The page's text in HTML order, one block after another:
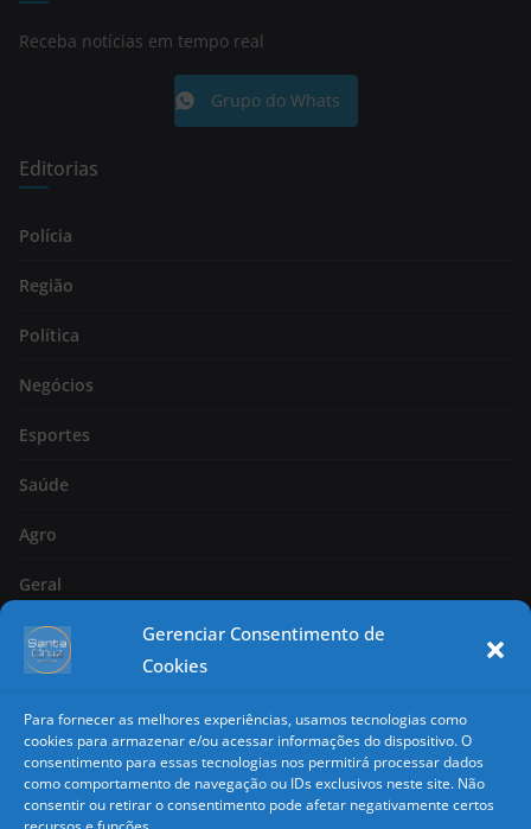
Gerenciar Consentimento de
Cookies
Para fornecer as melhores experiências, usamos tecnologias como
cookies para armazenar e/ou acessar informações do dispositivo. O
consentimento para essas tecnologias nos permitirá processar dados
como comportamento de navegação ou IDs exclusivos neste site. Não
consentir ou retirar o consentimento pode afetar negativamente certos
Receba notícias em tempo real
Grupo do Whats
Editorias
Polícia
Região
Política
Negócios
Esportes
Saúde
Agro
Geral
Página 2
Classificados
Copyright